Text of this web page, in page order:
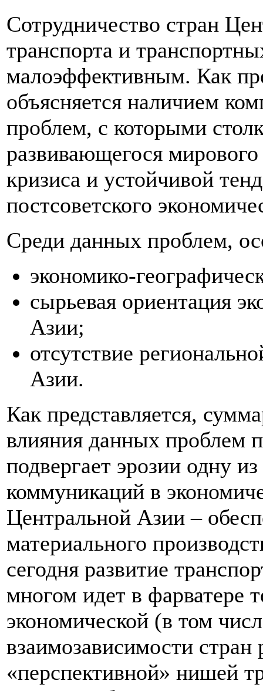
Сотрудничество стран
транспорта и
малоэффективным. Как
объясняется наличием
проблем, с которыми
развивающегося
кризиса и устойчивой
постсоветского
Среди данных проблем,
экономико-
сырьевая ориентация
Азии;
отсутствие
Азии.
Как представляется,
влияния данных проблем
подвергает эрозии одну
коммуникаций в
Центральной Азии –
материального
сегодня развитие
многом идет в фарватере
экономической (в том
взаимозависимости стран
«перспективной» нишей